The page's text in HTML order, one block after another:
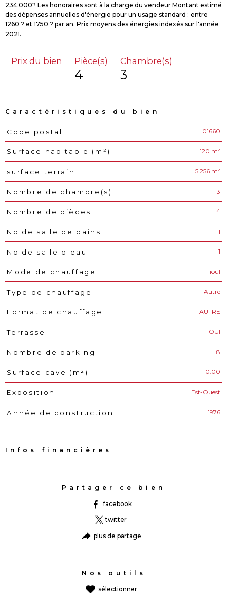
234.000? Les honoraires sont à la charge du vendeur Montant estimé
des dépenses annuelles d'énergie pour un usage standard : entre
1260 ? et 1750 ? par an. Prix moyens des énergies indexés sur l'année
Prix du bien Pièce(s)
4
Chambre(s)
3
Caractéristiques du bien
Caractéristiques Valeurs
Code postal 01660
Surface habitable (m²) 120 m²
surface terrain 5 256 m²
Nombre de chambre(s) 3
Nombre de pièces 4
Nb de salle de bains 1
Nb de salle d'eau 1
Mode de chauffage Fioul
Type de chauffage Autre
Format de chauffage AUTRE
Terrasse OUI
Nombre de parking 8
Surface cave (m²) 0.00
Exposition Est-Ouest
Année de construction 1976
Infos financières
Partager ce bien
facebook
twitter
plus de partage
Nos outils
sélectionner